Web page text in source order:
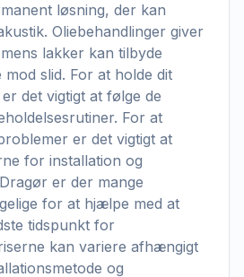
løsning, der kan
Oliebehandlinger giver
lakker kan tilbyde
slid. For at holde dit
det vigtigt at følge de
For at
er det vigtigt at
for installation og
er der mange
for at hjælpe med at
tidspunkt for
kan variere afhængigt
og